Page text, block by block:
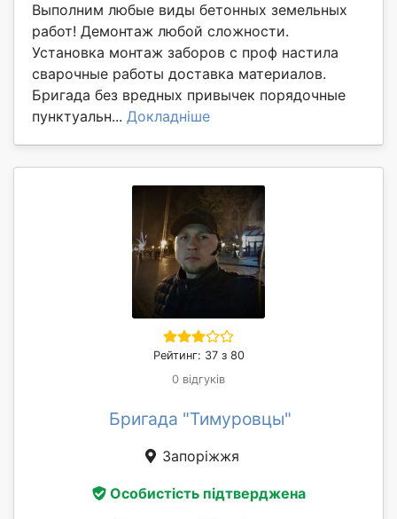
Выполним любые виды бетонных земельных
работ! Демонтаж любой сложности.
Установка монтаж заборов с проф настила
сварочные работы доставка материалов.
Бригада без вредных привычек порядочные
пунктуальн... Докладніше
Рейтинг: 37 з 80
0 відгуків
Бригада "Тимуровцы"
Запоріжжя
Особистість підтверджена